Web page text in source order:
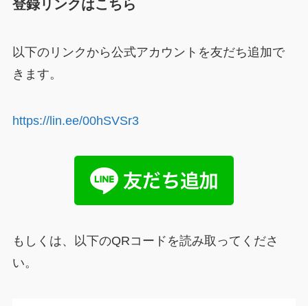
登録リンクはこちら
以下のリンクから公式アカウントを友だち追加で
きます。
https://lin.ee/00hSVSr3
もしくは、以下のQRコードを読み取ってくださ
い。